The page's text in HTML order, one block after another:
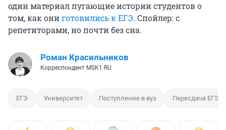
один материал пугающие истории студентов о
том, как ониготовились к ЕГЭ. Спойлер: с
репетиторами, но почти без сна.
Роман Красильников
Корреспондент MSK1.RU
ЕГЭ Университет Поступление в вуз Пересдача ЕГЭ